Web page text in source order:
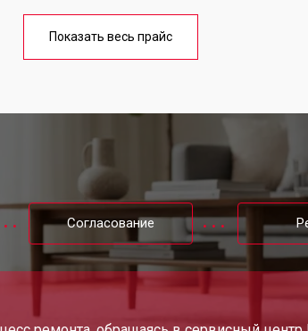
от 60 мин
Показать весь прайс
Согласование